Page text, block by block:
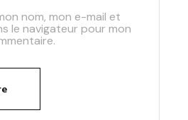
nom, mon e-mail et
le navigateur pour mon